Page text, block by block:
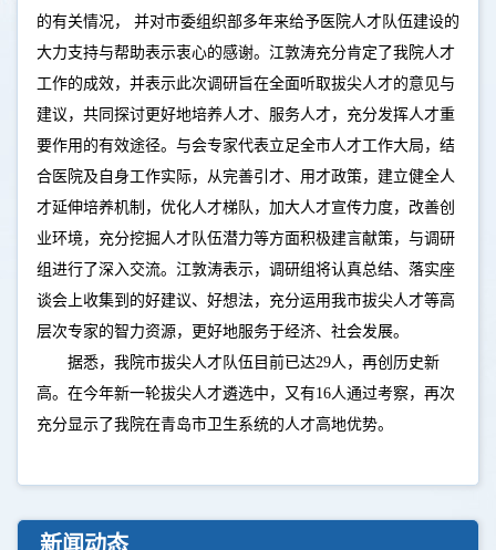
的有关情况， 并对市委组织部多年来给予医院人才队伍建设的
大力支持与帮助表示衷心的感谢。江敦涛充分肯定了我院人才
工作的成效，并表示此次调研旨在全面听取拔尖人才的意见与
建议，共同探讨更好地培养人才、服务人才，充分发挥人才重
要作用的有效途径。与会专家代表立足全市人才工作大局，结
合医院及自身工作实际，从完善引才、用才政策，建立健全人
才延伸培养机制，优化人才梯队，加大人才宣传力度，改善创
业环境，充分挖掘人才队伍潜力等方面积极建言献策，与调研
组进行了深入交流。江敦涛表示，调研组将认真总结、落实座
谈会上收集到的好建议、好想法，充分运用我市拔尖人才等高
层次专家的智力资源，更好地服务于经济、社会发展。
据悉，我院市拔尖人才队伍目前已达29人，再创历史新
高。在今年新一轮拔尖人才遴选中，又有16人通过考察，再次
充分显示了我院在青岛市卫生系统的人才高地优势。
新闻动态